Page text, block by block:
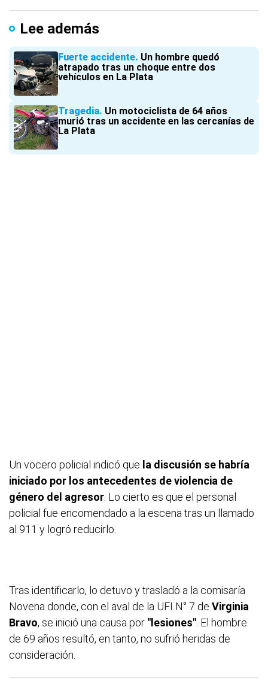
Lee además
Fuerte accidente Un hombre quedó
atrapado tras un choque entre dos
vehículos en La Plata
Tragedia Un motociclista de 64 años
murió tras un accidente en las cercanías de
La Plata
Un vocero policial indicó que la discusión se habría
iniciado por los antecedentes de violencia de
género del agresor . Lo cierto es que el personal
policial fue encomendado a la escena tras un llamado
al 911 y logró reducirlo.
Tras identificarlo, lo detuvo y trasladó a la comisaría
Novena donde, con el aval de la UFI N° 7 de Virginia
Bravo, se inició una causa por "lesiones" . El hombre
de 69 años resultó, en tanto, no sufrió heridas de
consideración.